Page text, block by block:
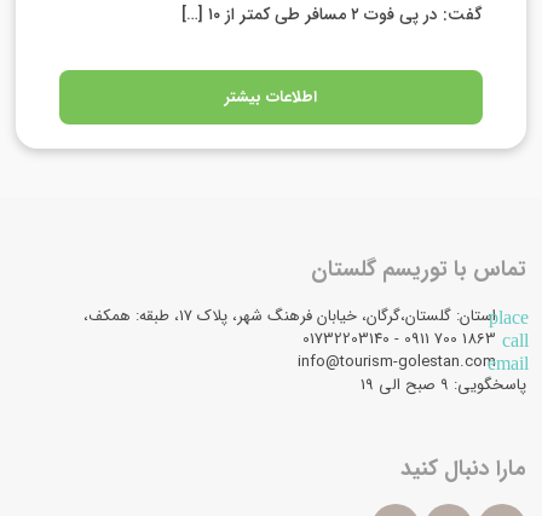
گفت: در پی فوت ۲ مسافر طی کمتر از ۱۰ […]
اطلاعات بیشتر
تماس با توریسم گلستان
placeاستان: گلستان،گرگان، خیابان فرهنگ شهر، پلاک 17، طبقه: همکف،
call
email
info@tourism-golestan.com
پاسخگویی: ۹ صبح الی 19
مارا دنبال کنید